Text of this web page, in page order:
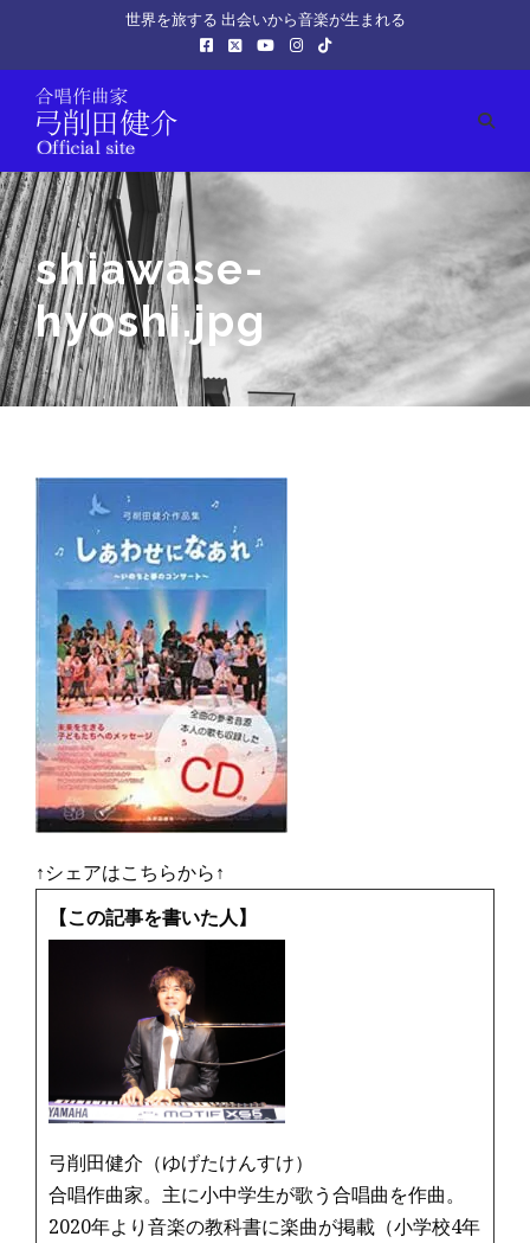
世界を旅する 出会いから音楽が生まれる
shiawase-
hyoshi.jpg
↑シェアはこちらから↑
【この記事を書いた人】
弓削田健介（ゆげたけんすけ）
合唱作曲家。主に小中学生が歌う合唱曲を作曲。
2020年より音楽の教科書に楽曲が掲載（小学校4年